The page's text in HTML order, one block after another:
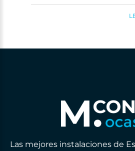
Las mejores instalaciones de